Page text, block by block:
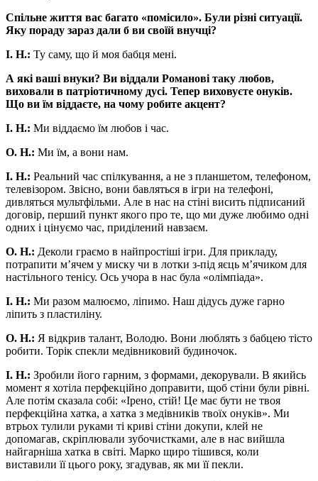
Спільне життя вас багато «помісило». Були різні ситуації.
Яку пораду зараз дали б ви своїй внучці?
І. Н.: Ту саму, що й моя бабця мені.
А які ваші внуки? Ви віддали Романові таку любов,
виховали в патріотичному дусі. Тепер виховуєте онуків.
Що ви їм віддаєте, на чому робите акцент?
І. Н.: Ми віддаємо їм любов і час.
О. Н.: Ми їм, а вони нам.
І. Н.: Реальний час спілкування, а не з планшетом, телефоном,
телевізором. Звісно, вони бавляться в ігри на телефоні,
дивляться мультфільми. Але в нас на стіні висить підписаний
договір, перший пункт якого про те, що ми дуже любимо одні
одних і цінуємо час, приділений навзаєм.
О. Н.: Деколи граємо в найпростіші ігри. Для прикладу,
потрапити м’ячем у миску чи в лотки з-під яєць м’ячиком для
настільного тенісу. Ось учора в нас була «олімпіада».
І. Н.: Ми разом малюємо, ліпимо. Наш дідусь дуже гарно
ліпить з пластиліну.
О. Н.: Я відкрив талант, Володю. Вони люблять з бабцею тісто
робити. Торік спекли медівниковий будиночок.
І. Н.: Зробили його гарним, з формами, декорували. В якийсь
момент я хотіла перфекційно доправити, щоб стіни були рівні.
Але потім сказала собі: «Ірено, стій! Це має бути не твоя
перфекційна хатка, а хатка з медівників твоїх онуків». Ми
втрьох тулили руками ті криві стіни докупи, клей не
допомагав, скріплювали зубочистками, але в нас вийшла
найгарніша хатка в світі. Марко щиро тішився, коли
виставили її цього року, згадував, як ми її пекли.